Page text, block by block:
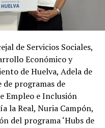
de Servicios Sociales,
Económico y
de Huelva, Adela de
programas de
Empleo e Inclusión
la Real, Nuria Campón,
del programa ‘Hubs de